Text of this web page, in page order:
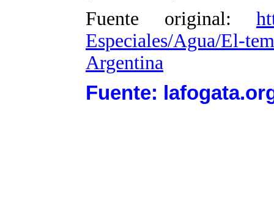
Fuente original:
Especiales/Agua/El-
Argentina
Fuente: